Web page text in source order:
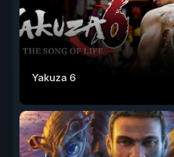
Yakuza 6